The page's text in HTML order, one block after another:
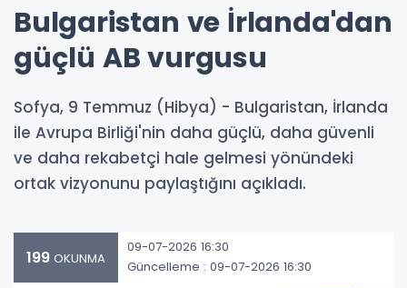
Bulgaristan ve İrlanda'dan
güçlü AB vurgusu
Sofya, 9 Temmuz (Hibya) - Bulgaristan, İrlanda
ile Avrupa Birliği'nin daha güçlü, daha güvenli
ve daha rekabetçi hale gelmesi yönündeki
ortak vizyonunu paylaştığını açıkladı.
199 OKUNMA
09-07-2026 16:30
Güncelleme : 09-07-2026 16:30